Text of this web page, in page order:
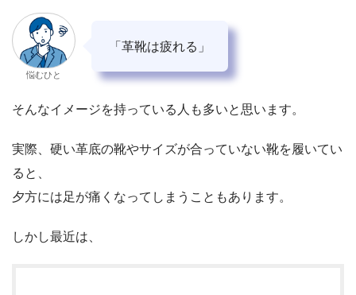
悩むひと
「革靴は疲れる」
そんなイメージを持っている人も多いと思います。
実際、硬い革底の靴やサイズが合っていない靴を履いてい
ると、
夕方には足が痛くなってしまうこともあります。
しかし最近は、